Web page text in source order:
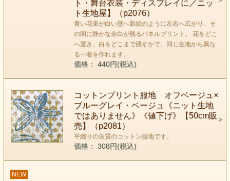
ト・舞台衣装・ディスプレイに／ニッ
ト生地屋】（p2076）
青い花束が白い壁へ影絵のように左右へ広がり、そ
の間に静かな余白が残るパネルプリント。 花をどこ
へ置き、白をどこまで残すかで、同じ生地から異な
る一着を作れます。
価格： 440円(税込)
コットンプリント服地 オフベージュ×
ブルーグレイ・ベージュ《ニット生地
ではありません》《値下げ》【50cm販
売】（p2081）
平織りの良質のコットン服地です。
価格： 308円(税込)
NEW